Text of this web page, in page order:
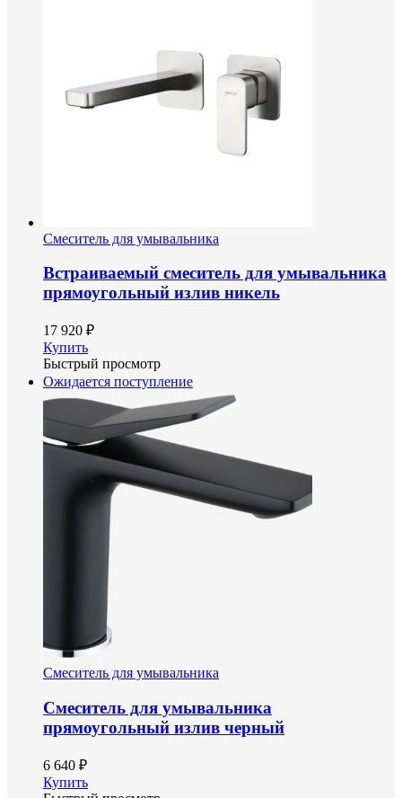
Смеситель для умывальника
Встраиваемый смеситель для умывальника
прямоугольный излив никель
17 920 ₽
Купить
Быстрый просмотр
Ожидается поступление
Смеситель для умывальника
Смеситель для умывальника
прямоугольный излив черный
6 640 ₽
Купить